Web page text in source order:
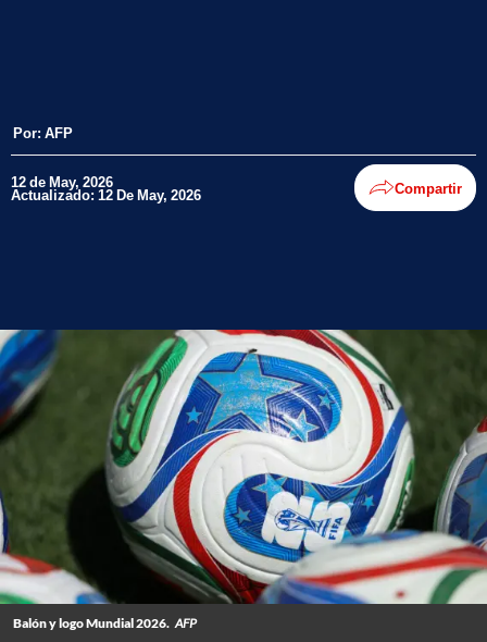
Por: AFP
12 de May, 2026
Actualizado: 12 De May, 2026 Compartir
Balón y logo Mundial 2026. AFP